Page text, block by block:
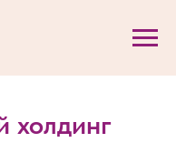
холдинг